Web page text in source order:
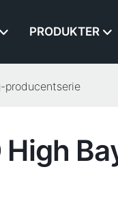
PRODUKTER
producentserie
High